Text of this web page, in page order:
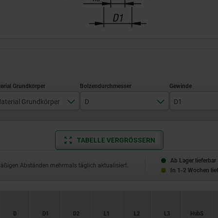
Grundkörper D
4
D1
M8
TABELLE VERGRÖSSERN
Abständen mehrmals täglich aktualisiert.
Ab Lager lieferbar
In 1-2 Wochen
D D1 D2 L1 L2 L3 Hub S
D D1 D2 L1 L2 L3 Hub S